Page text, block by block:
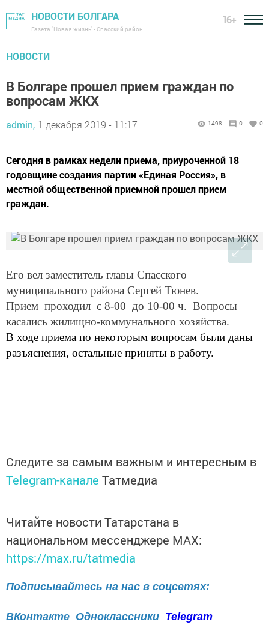
НОВОСТИ БОЛГАРА
Газета "Новая жизнь" - Спасский район
16+
НОВОСТИ
В Болгаре прошел прием граждан по
вопросам ЖКХ
admin, 1 декабря 2019 - 11:17 1498 0 0
​​​​​​​Сегодня в рамках недели приема, приуроченной 18
годовщине создания партии «Единая Россия», в
местной общественной приемной прошел прием
граждан.
Его вел заместитель главы Спасского
муниципального района Сергей Тюнев.
Прием проходил с 8-00 до 10-00 ч. Вопросы
касались жилищно-коммунального хозяйства.
В ходе приема по некоторым вопросам были даны
разъяснения, остальные приняты в работу.
Следите за самым важным и интересным в
Telegram-канале Татмедиа
Читайте новости Татарстана в
национальном мессенджере MАХ:
https://max.ru/tatmedia
Подписывайтесь на нас в соцсетях:
ВКонтакте Одноклассники Telegram